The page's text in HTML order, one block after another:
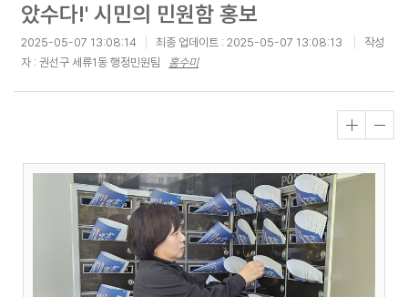
았수다!' 시민의 민원함 홍보
2025-05-07 13:08:14 최종 업데이트 : 2025-05-07 13:08:13
작성
자 : 권선구 세류1동 행정민원팀 홍수미